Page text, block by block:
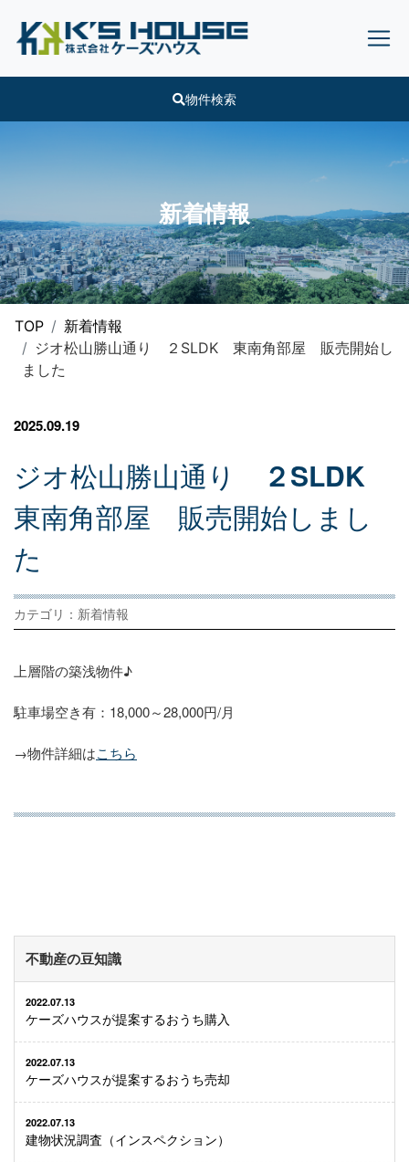
物件検索
新着情報
TOP
新着情報
ジオ松山勝山通り ２SLDK 東南角部屋 販売開始し
ました
2025.09.19
ジオ松山勝山通 り
２SLDK
東南角部屋 販売開始し ま し
た
カテゴリ：新着情報
上層階の築浅物件♪
駐車場空き有：18,000～28,000円/月
→物件詳細はこちら
不動産の豆知識
2022.07.13
ケーズハウスが提案するおうち購入
2022.07.13
ケーズハウスが提案するおうち売却
2022.07.13
建物状況調査（インスペクション）